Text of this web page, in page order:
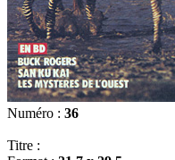
Numéro : 36
Titre :